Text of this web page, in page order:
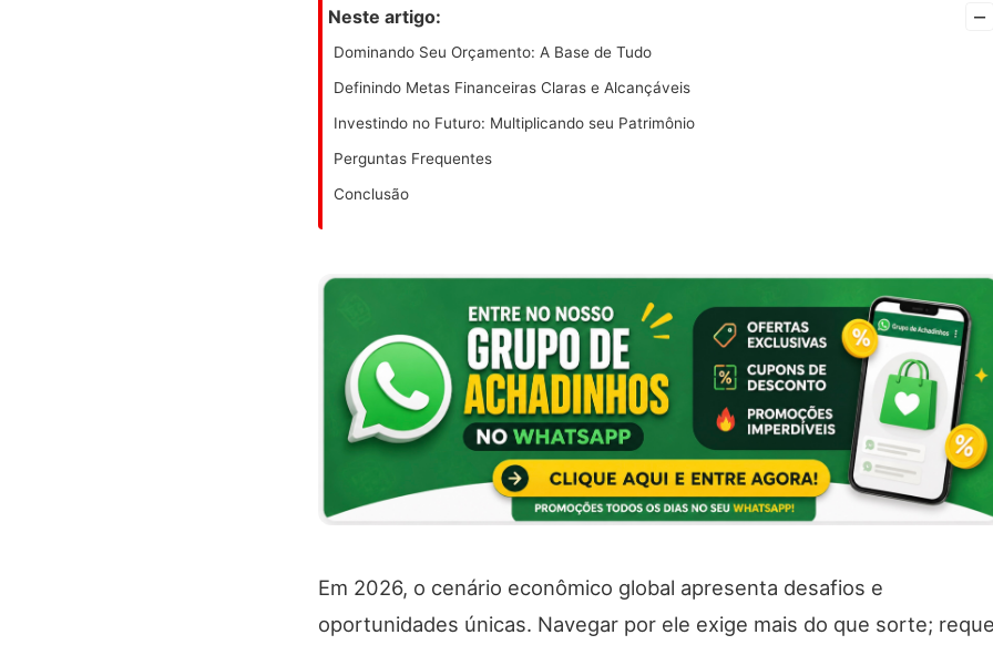
Neste artigo: –
Dominando Seu Orçamento: A Base de Tudo
Definindo Metas Financeiras Claras e Alcançáveis
Investindo no Futuro: Multiplicando seu Patrimônio
Perguntas Frequentes
Conclusão
Em 2026, o cenário econômico global apresenta desafios e
oportunidades únicas. Navegar por ele exige mais do que sorte;